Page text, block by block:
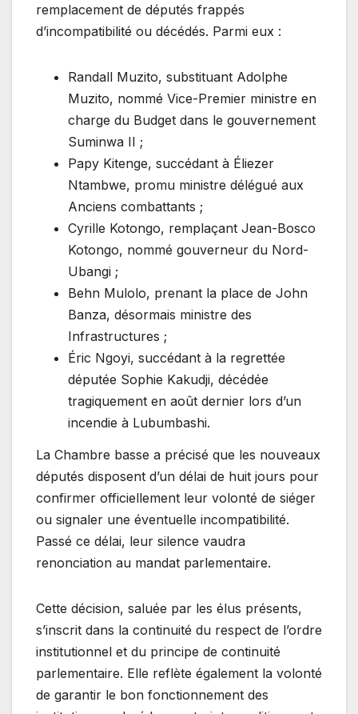
remplacement de députés frappés
d’incompatibilité ou décédés. Parmi eux :
Randall Muzito, substituant Adolphe
Muzito, nommé Vice-Premier ministre en
charge du Budget dans le gouvernement
Suminwa II ;
Papy Kitenge, succédant à Éliezer
Ntambwe, promu ministre délégué aux
Anciens combattants ;
Cyrille Kotongo, remplaçant Jean-Bosco
Kotongo, nommé gouverneur du Nord-
Ubangi ;
Behn Mulolo, prenant la place de John
Banza, désormais ministre des
Infrastructures ;
Éric Ngoyi, succédant à la regrettée
députée Sophie Kakudji, décédée
tragiquement en août dernier lors d’un
incendie à Lubumbashi.
La Chambre basse a précisé que les nouveaux
députés disposent d’un délai de huit jours pour
confirmer officiellement leur volonté de siéger
ou signaler une éventuelle incompatibilité.
Passé ce délai, leur silence vaudra
renonciation au mandat parlementaire.
Cette décision, saluée par les élus présents,
s’inscrit dans la continuité du respect de l’ordre
institutionnel et du principe de continuité
parlementaire. Elle reflète également la volonté
de garantir le bon fonctionnement des